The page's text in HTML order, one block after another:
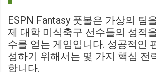
ESPN Fantasy 풋볼은 가상의 팀
제 대학 미식축구 선수들의 성적
수를 얻는 게임입니다. 성공적인
성하기 위해서는 몇 가지 핵심 전
합니다.